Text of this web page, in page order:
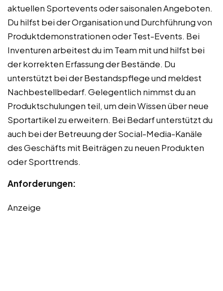
aktuellen Sportevents oder saisonalen Angeboten.
Du hilfst bei der Organisation und Durchführung von
Produktdemonstrationen oder Test-Events. Bei
Inventuren arbeitest du im Team mit und hilfst bei
der korrekten Erfassung der Bestände. Du
unterstützt bei der Bestandspflege und meldest
Nachbestellbedarf. Gelegentlich nimmst du an
Produktschulungen teil, um dein Wissen über neue
Sportartikel zu erweitern. Bei Bedarf unterstützt du
auch bei der Betreuung der Social-Media-Kanäle
des Geschäfts mit Beiträgen zu neuen Produkten
oder Sporttrends.
Anforderungen:
Anzeige